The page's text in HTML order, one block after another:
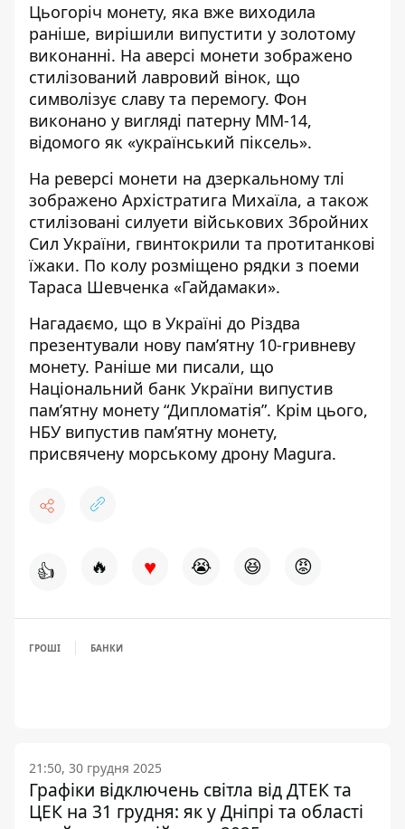
Цьогоріч монету, яка вже виходила
раніше, вирішили випустити у золотому
виконанні. На аверсі монети зображено
стилізований лавровий вінок, що
символізує славу та перемогу. Фон
виконано у вигляді патерну ММ-14,
відомого як «український піксель».
На реверсі монети на дзеркальному тлі
зображено Архістратига Михаїла, а також
стилізовані силуети військових Збройних
Сил України, гвинтокрили та протитанкові
їжаки. По колу розміщено рядки з поеми
Тараса Шевченка «Гайдамаки».
Нагадаємо, що в Україні до Різдва
презентували нову пам’ятну 10-гривневу
монету. Раніше ми писали, що
Національний банк України випустив
пам’ятну монету “Дипломатія”. Крім цього,
НБУ випустив пам’ятну монету,
присвячену морському дрону Magura.
👍 🔥 ♥ 😭 😆 😡
ГРОШІ БАНКИ
21:50, 30 грудня 2025
Графіки відключень світла від ДТЕК та
ЦЕК на 31 грудня: як у Дніпрі та області